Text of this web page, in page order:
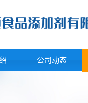
公司动态